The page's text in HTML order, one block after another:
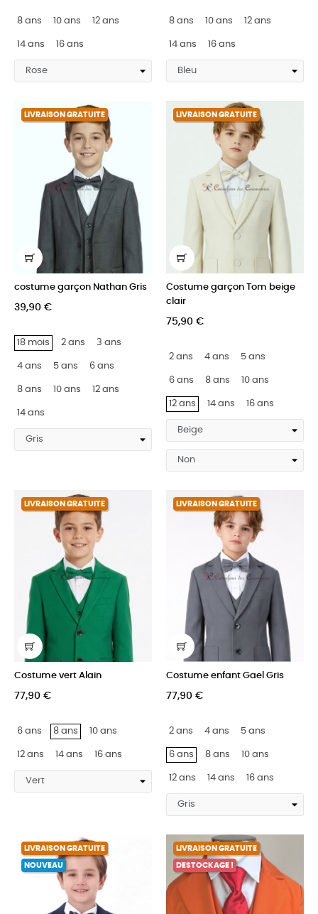
8 ans 10 ans 12 ans
14 ans 16 ans
8 ans 10 ans 12 ans
14 ans 16 ans
LIVRAISON GRATUITE
costume garçon Nathan Gris
39,90 €
18 mois 2 ans 3 ans
4 ans 5 ans 6 ans
8 ans 10 ans 12 ans
14 ans
LIVRAISON GRATUITE
Costume garçon Tom beige
clair
75,90 €
2 ans 4 ans 5 ans
6 ans 8 ans 10 ans
12 ans 14 ans 16 ans
LIVRAISON GRATUITE
Costume vert Alain
77,90 €
6 ans 8 ans 10 ans
12 ans 14 ans 16 ans
LIVRAISON GRATUITE
Costume enfant Gael Gris
77,90 €
2 ans 4 ans 5 ans
6 ans 8 ans 10 ans
12 ans 14 ans 16 ans
LIVRAISON GRATUITE
NOUVEAU
LIVRAISON GRATUITE
DESTOCKAGE !